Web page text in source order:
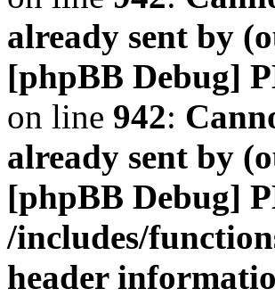
already sent by
[phpBB Debug]
on line 942:
already sent by
[phpBB Debug]
/includes/
header